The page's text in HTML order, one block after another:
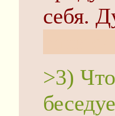
себя.
>3)